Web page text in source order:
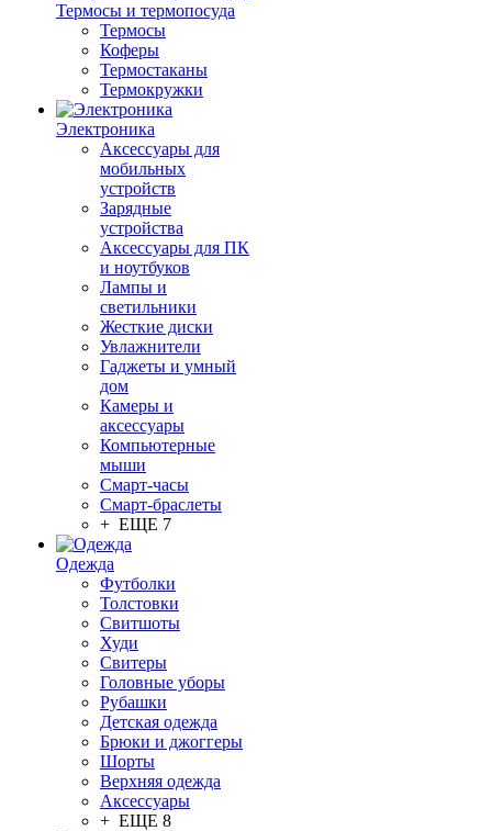
Термосы и термопосуда
Термосы
Коферы
Термостаканы
Термокружки
Электроника
Аксессуары для
мобильных
устройств
Зарядные
устройства
Аксессуары для ПК
и ноутбуков
Лампы и
светильники
Жесткие диски
Увлажнители
Гаджеты и умный
дом
Камеры и
аксессуары
Компьютерные
мыши
Смарт-часы
Смарт-браслеты
+ ЕЩЕ 7
Одежда
Футболки
Толстовки
Свитшоты
Худи
Свитеры
Головные уборы
Рубашки
Детская одежда
Брюки и джоггеры
Шорты
Верхняя одежда
Аксессуары
+ ЕЩЕ 8